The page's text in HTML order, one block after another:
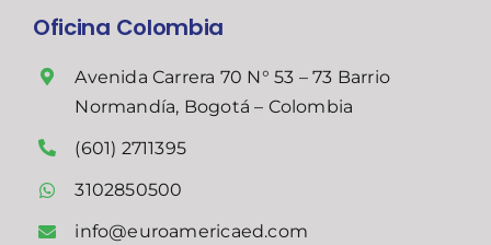
Oficina Colombia
Avenida Carrera 70 N° 53 – 73 Barrio
Normandía, Bogotá – Colombia
(601) 2711395
3102850500
info@euroamericaed.com